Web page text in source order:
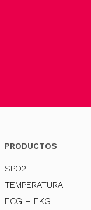
PRODUCTOS
SPO2
TEMPERATURA
ECG – EKG